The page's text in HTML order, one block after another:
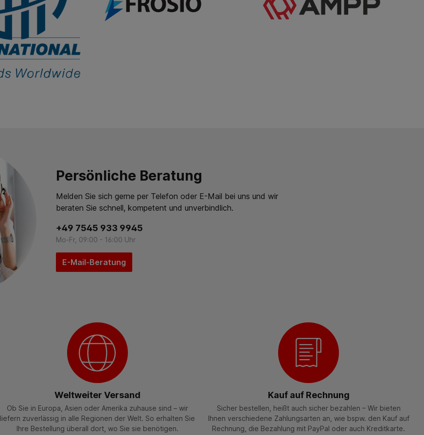
Persönliche Beratung
Melden Sie sich gerne per Telefon oder E-Mail bei uns und wir
beraten Sie schnell, kompetent und unverbindlich.
+49 7545 933 9945
Mo-Fr, 09:00 - 16:00 Uhr
E-Mail-Beratung
Weltweiter Versand
Ob Sie in Europa, Asien oder Amerika zuhause sind – wir
liefern zuverlässig in alle Regionen der Welt. So erhalten Sie
Ihre Bestellung überall dort, wo Sie sie benötigen.
Kauf auf Rechnung
Sicher bestellen, heißt auch sicher bezahlen – Wir bieten
Ihnen verschiedene Zahlungsarten an, wie bspw. den Kauf auf
Rechnung, die Bezahlung mit PayPal oder auch Kreditkarte.